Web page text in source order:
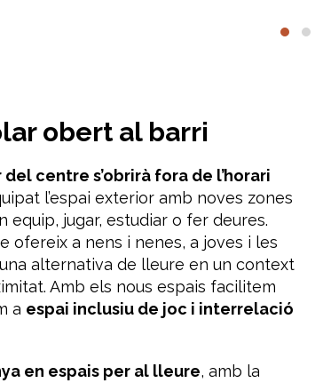
obert al barri
centre s’obrirà fora de l’horari
l’espai exterior amb noves zones
equip, jugar, estudiar o fer deures.
ofereix a nens i nenes, a joves i les
alternativa de lleure en un context
Amb els nous espais facilitem
a espai inclusiu de joc i interrelació
en espais per al lleure, amb la